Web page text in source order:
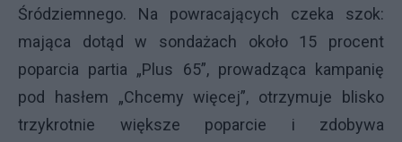
Śródziemnego. Na powracających czeka szok:
mająca dotąd w sondażach około 15 procent
poparcia partia „Plus 65”, prowadząca kampanię
pod hasłem „Chcemy więcej”, otrzymuje blisko
trzykrotnie większe poparcie i zdobywa